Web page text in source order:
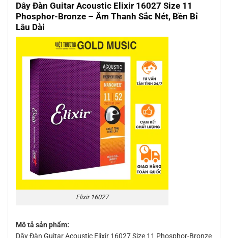
Dây Đàn Guitar Acoustic Elixir 16027 Size 11
Phosphor-Bronze – Âm Thanh Sắc Nét, Bền Bỉ
Lâu Dài
Elixir 16027
Mô tả sản phẩm:
Dây Đàn Guitar Acoustic Elixir 16027 Size 11 Phosphor-Bronze